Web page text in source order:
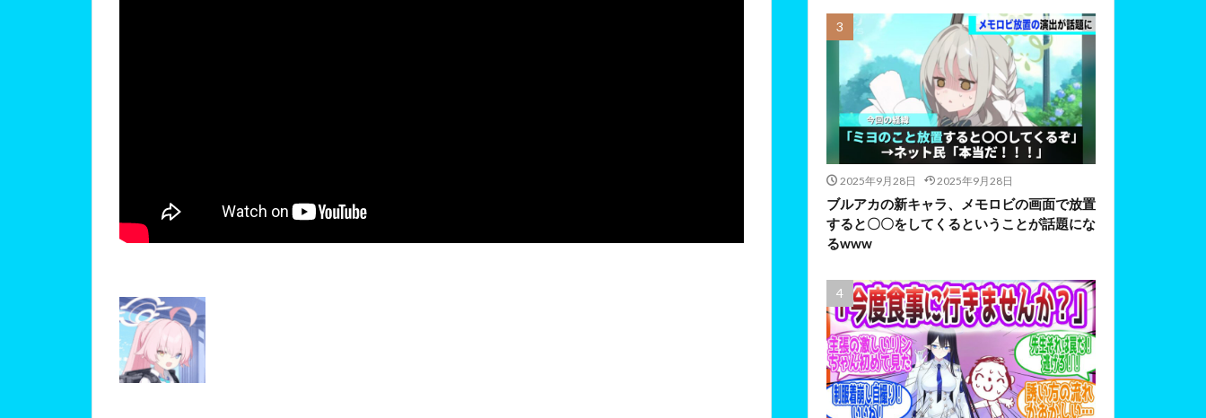
2025年9月28日 2025年9月28日
ブルアカの新キャラ、メモロビの画面で放置
すると〇〇をしてくるということが話題にな
るwww